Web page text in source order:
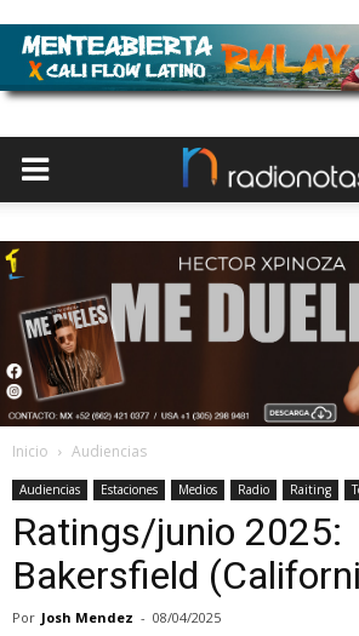
Inicio Audiencias
Audiencias Estaciones Medios Radio Raiting
Ratings/junio 2025:
Bakersfield
Por Josh Mendez - 08/04/2025